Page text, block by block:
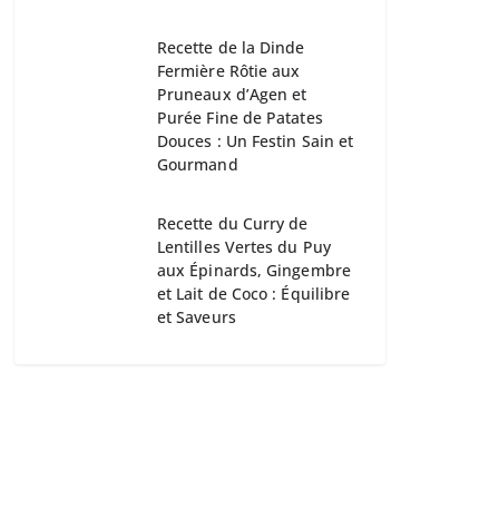
Recette de la Dinde
Fermière Rôtie aux
Pruneaux d’Agen et
Purée Fine de Patates
Douces : Un Festin Sain et
Gourmand
Recette du Curry de
Lentilles Vertes du Puy
aux Épinards, Gingembre
et Lait de Coco : Équilibre
et Saveurs